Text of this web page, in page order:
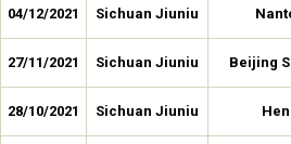
04/12/2021 Sichuan Jiuniu
27/11/2021 Sichuan Jiuniu Beijing
28/10/2021 Sichuan Jiuniu